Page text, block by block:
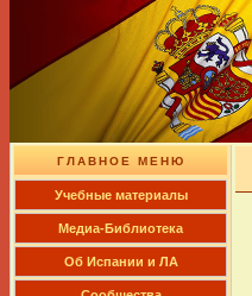
ГЛАВНОЕ МЕНЮ
Учебные материалы
Медиа-Библиотека
Об Испании и ЛА